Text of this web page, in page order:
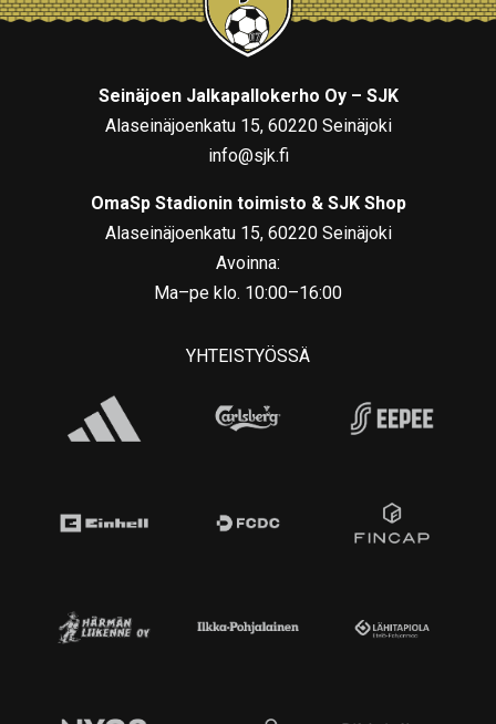
Seinäjoen Jalkapallokerho Oy – SJK
Alaseinäjoenkatu 15, 60220 Seinäjoki
info@sjk.fi
OmaSp Stadionin toimisto & SJK Shop
Alaseinäjoenkatu 15, 60220 Seinäjoki
Avoinna:
Ma–pe klo. 10:00–16:00
YHTEISTYÖSSÄ